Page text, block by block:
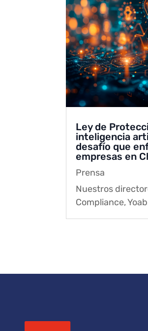
Ley de
inteligencia
desafío que
empresas en
Prensa
Nuestros
Compliance,